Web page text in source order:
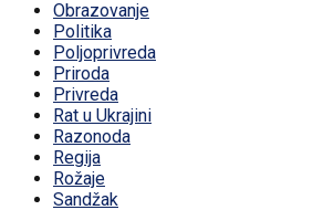
Obrazovanje
Politika
Poljoprivreda
Priroda
Privreda
Rat u Ukrajini
Razonoda
Regija
Rožaje
Sandžak